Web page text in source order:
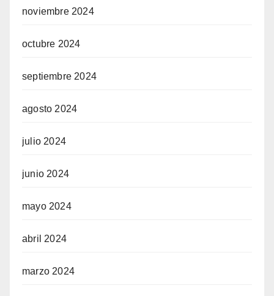
noviembre 2024
octubre 2024
septiembre 2024
agosto 2024
julio 2024
junio 2024
mayo 2024
abril 2024
marzo 2024